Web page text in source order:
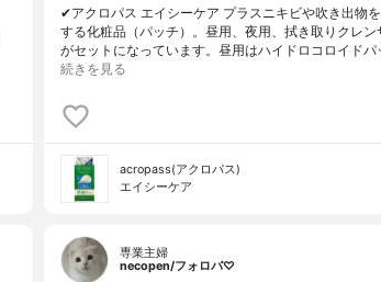
✔︎アクロパス エイシーケア プラスニキビや吹き出物
する化粧品（パッチ）。昼用、夜用、拭き取りクレン
がセットになっています。昼用はハイドロコロイド
続きを見る
acropass(アクロパス)
エイシーケア
専業主婦
necopen/フォロバ♡